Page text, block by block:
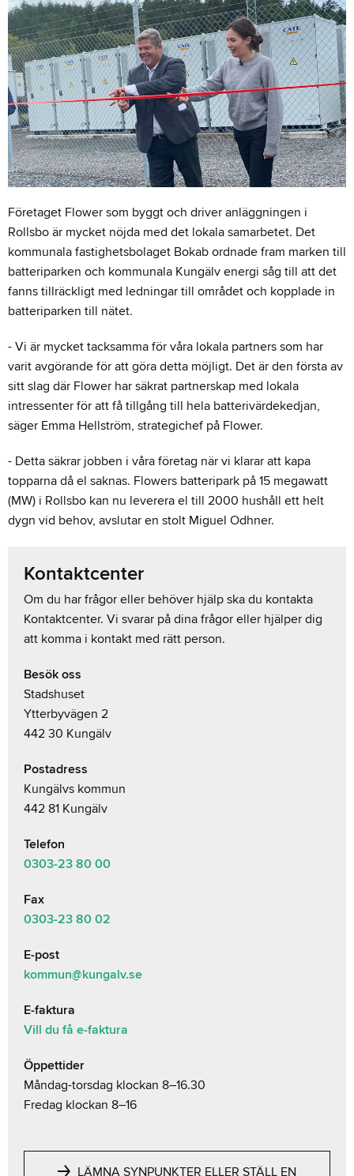
Företaget Flower som byggt och driver anläggningen i
Rollsbo är mycket nöjda med det lokala samarbetet. Det
kommunala fastighetsbolaget Bokab ordnade fram marken till
batteriparken och kommunala Kungälv energi såg till att det
fanns tillräckligt med ledningar till området och kopplade in
batteriparken till nätet.
- Vi är mycket tacksamma för våra lokala partners som har
varit avgörande för att göra detta möjligt. Det är den första av
sitt slag där Flower har säkrat partnerskap med lokala
intressenter för att få tillgång till hela batterivärdekedjan,
säger Emma Hellström, strategichef på Flower.
- Detta säkrar jobben i våra företag när vi klarar att kapa
topparna då el saknas. Flowers batteripark på 15 megawatt
(MW) i Rollsbo kan nu leverera el till 2000 hushåll ett helt
dygn vid behov, avslutar en stolt Miguel Odhner.
Kontaktcenter
Om du har frågor eller behöver hjälp ska du kontakta
Kontaktcenter. Vi svarar på dina frågor eller hjälper dig
att komma i kontakt med rätt person.
Besök oss
Stadshuset
Ytterbyvägen 2
442 30 Kungälv
Postadress
Kungälvs kommun
442 81 Kungälv
Telefon
0303-23 80 00
Fax
0303-23 80 02
E-post
kommun@kungalv.se
E-faktura
Vill du få e-faktura
Öppettider
Måndag-torsdag klockan 8–16.30
Fredag klockan 8–16
LÄMNA SYNPUNKTER ELLER STÄLL EN